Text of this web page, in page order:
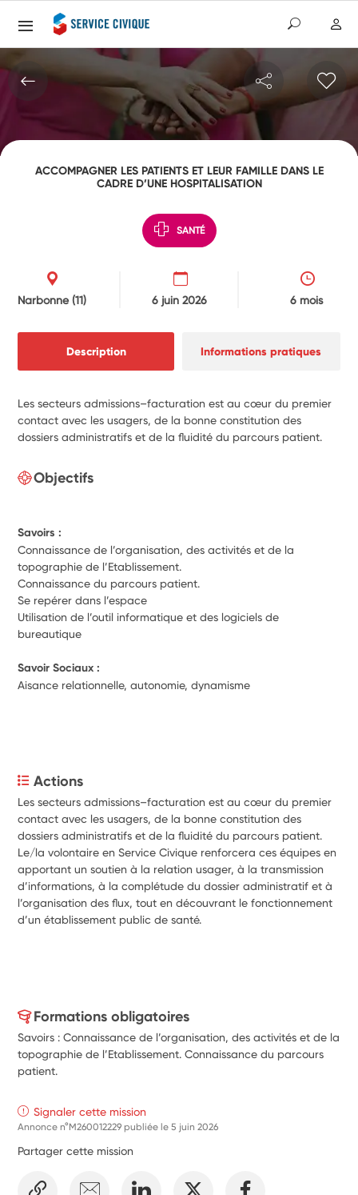
ACCOMPAGNER LES PATIENTS ET LEUR FAMILLE DANS LE
CADRE D’UNE HOSPITALISATION
SANTÉ
Narbonne(11) 6 juin 2026 6 mois
Description Informations pratiques
Les secteurs admissions–facturation est au cœur du premier
contact avec les usagers, de la bonne constitution des
dossiers administratifs et de la fluidité du parcours patient.
Objectifs
Savoirs :
Connaissance de l’organisation, des activités et de la
topographie de l’Etablissement.
Connaissance du parcours patient.
Se repérer dans l’espace
Utilisation de l’outil informatique et des logiciels de
bureautique
Savoir Sociaux :
Aisance relationnelle, autonomie, dynamisme
Actions
Les secteurs admissions–facturation est au cœur du premier
contact avec les usagers, de la bonne constitution des
dossiers administratifs et de la fluidité du parcours patient.
Le/la volontaire en Service Civique renforcera ces équipes en
apportant un soutien à la relation usager, à la transmission
d’informations, à la complétude du dossier administratif et à
l’organisation des flux, tout en découvrant le fonctionnement
d’un établissement public de santé.
Formations obligatoires
Savoirs : Connaissance de l’organisation, des activités et de la
topographie de l’Etablissement. Connaissance du parcours
patient.
Signaler cette mission
Annonce n°M260012229 publiée le5 juin 2026
Partager cette mission